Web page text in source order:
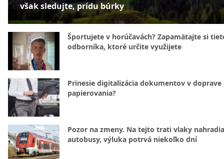
však sledujte, prídu búrky
Športujete v horúčavách? Zapamätajte si
odborníka, ktoré určite využijete
Prinesie digitalizácia dokumentov v doprave
papierovania?
Pozor na zmeny. Na tejto trati vlaky nahradia
autobusy, výluka potrvá niekoľko dní